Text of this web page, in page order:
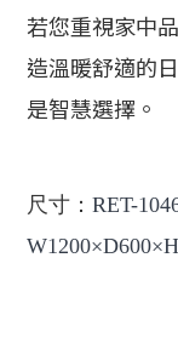
若您重視家中
造溫暖舒適的
是智慧選擇。
尺寸： RET-